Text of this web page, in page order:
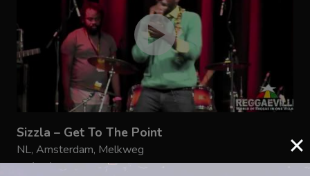
Sizzla – Get To The Point
NL, Amsterdam, Melkweg
30/03/2012